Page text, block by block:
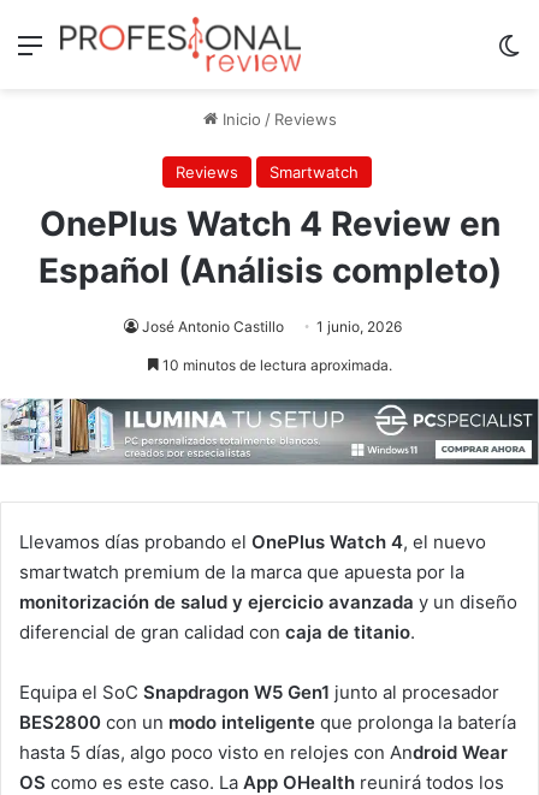
Menú
Inicio / Reviews
Reviews Smartwatch
OnePlus Watch 4 Review en
Español (Análisis completo)
José Antonio Castillo 1 junio, 2026
10 minutos de lectura aproximada.
Llevamos días probando el OnePlus Watch 4, el nuevo
smartwatch premium de la marca que apuesta por la
monitorización de salud y ejercicio avanzada y un diseño
diferencial de gran calidad con caja de titanio.
Equipa el SoC Snapdragon W5 Gen1 junto al procesador
BES2800 con un modo inteligente que prolonga la batería
hasta 5 días, algo poco visto en relojes con Android Wear
OS como es este caso. La App OHealth reunirá todos los